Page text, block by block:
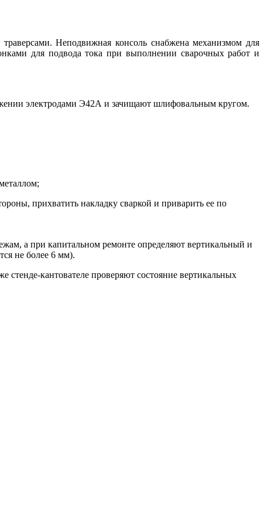
Неподвижная консоль снабжена механизмом для
для подвода тока при выполнении сварочных работ и
электродами Э42А и зачищают шлифовальным кругом.
прихватить накладку сваркой и приварить ее по
а при капитальном ремонте определяют вертикальный и
не более 6 мм).
кантователе проверяют состояние вертикальных